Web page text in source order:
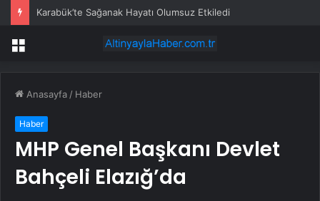
Karabük’te Sağanak Hayatı Olumsuz Etkiledi
Menü
Anasayfa / Haber
Haber
MHP Genel Başkanı Devlet
Bahçeli Elazığ’da